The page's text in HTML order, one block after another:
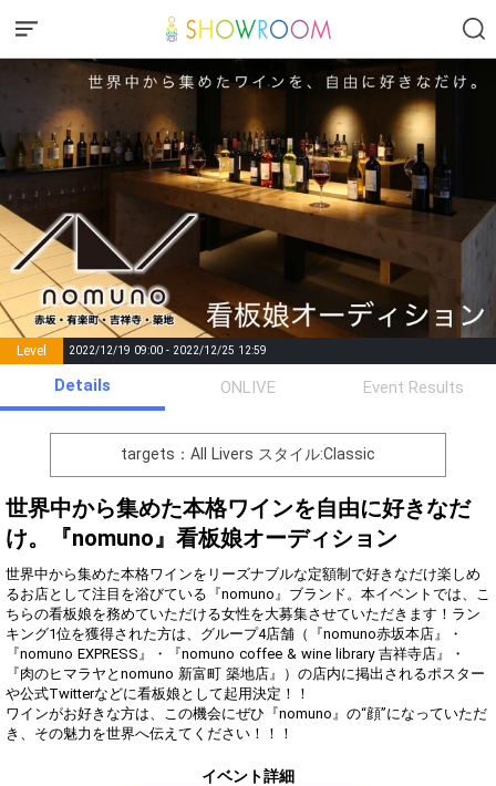
Level 2022/12/19 09:00 - 2022/12/25 12:59
Points List of Goal
number of
positions
Rema
0 Event Begins!
オリジナルアバター制作権獲
得！
Gifting
Throw gifts to the stage and join
the live performance.
First, try throwing free Stars
(once a day)! You can also charge
Show Gold to purchase gifts
(available from 1 JPY)! When you
continue to send gifts to the
performer(s), the performer's
popularity ranking and your
To cheer on performers, you can
Comments
You can post comments. Please
refrain from posting comments
that may offend performers or
other users.
Details ONLIVE Event Results
targets：All Livers スタイル:Classic
世界中から集めた本格ワインを自由に好きなだ
け。『nomuno』看板娘オーディション
世界中から集めた本格ワインをリーズナブルな定額制で好きなだけ楽しめ
るお店として注目を浴びている『nomuno』ブランド。本イベントでは、こ
ちらの看板娘を務めていただける女性を大募集させていただきます！ラン
キング1位を獲得された方は、グループ4店舗（『nomuno赤坂本店』・
『nomuno EXPRESS』・『nomuno coffee & wine library 吉祥寺店』・
『肉のヒマラヤとnomuno 新富町 築地店』）の店内に掲出されるポスター
や公式Twitterなどに看板娘として起用決定！！
ワインがお好きな方は、この機会にぜひ『nomuno』の“顔”になっていただ
き、その魅力を世界へ伝えてください！！！
イベント詳細